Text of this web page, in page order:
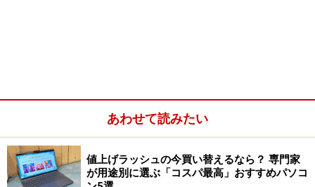
あわせて読みたい
値上げラッシュの今買い替えるなら？ 専門家
が用途別に選ぶ「コスパ最高」おすすめパソコ